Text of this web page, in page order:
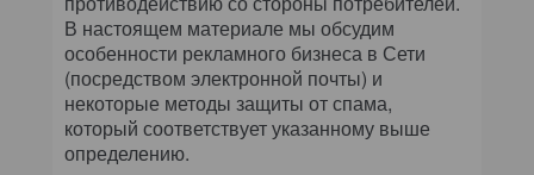
В настоящем материале мы обсудим
особенности рекламного бизнеса в Сети
(посредством электронной почты) и
некоторые методы защиты от спама,
который соответствует указанному выше
определению.